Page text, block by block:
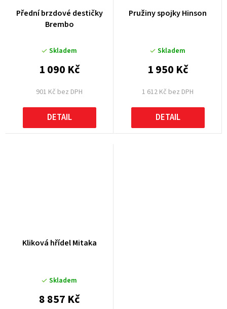
Přední brzdové destičky
Brembo
Skladem
901 Kč bez DPH
1 090 Kč
DETAIL
Pružiny spojky Hinson
Skladem
1 612 Kč bez DPH
1 950 Kč
DETAIL
Kliková hřídel Mitaka
Skladem
8 857 Kč